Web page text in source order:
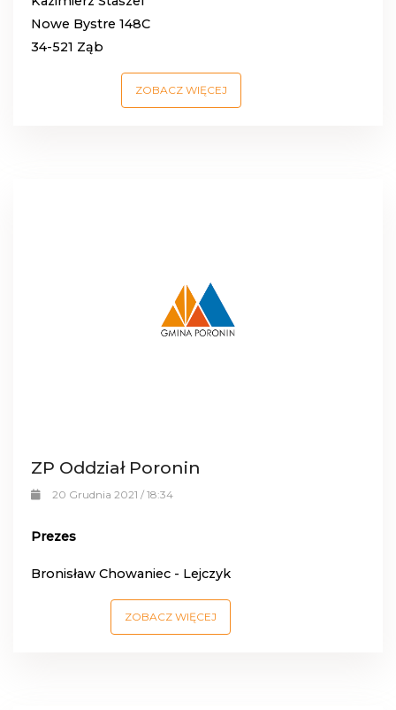
Nowe Bystre 148C
34-521 Ząb
ZOBACZ WIĘCEJ
ZP Oddział Poronin
20 Grudnia 2021 / 18:34
Prezes
Bronisław Chowaniec - Lejczyk
ZOBACZ WIĘCEJ